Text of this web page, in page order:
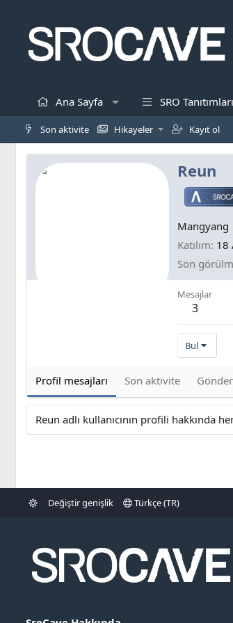
Ana Sayfa SRO Tanıtımları
Son aktivite Hikayeler Kayıt ol
Reun
Mangyang
Katılım 18
Son
Mesajlar
3
Bul
Profil mesajları Son aktivite
Reun adlı kullanıcının profili hakkında
Değiştir genişlik Türkçe (TR)